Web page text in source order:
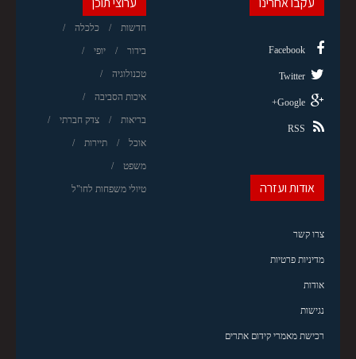
חדשות כלכלה
בידור יופי
טכנולוגיה
איכות הסביבה
בריאות צדק חברתי
אוכל תיירות
משפט
טיולי משפחות לחו"ל
Facebook
Twitter
Google+
RSS
אודות ועזרה
צרו קשר
מדיניות פרטיות
אודות
נגישות
רכישת מאמרי קידום אתרים